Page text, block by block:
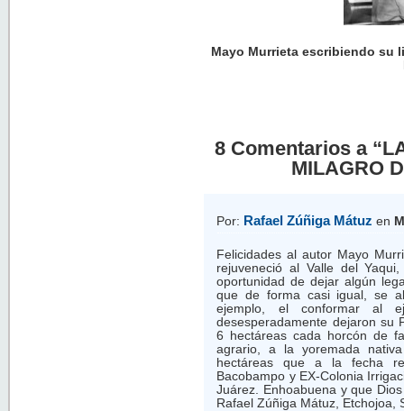
Mayo Murrieta escribiendo su
8 Comentarios a
MILAGRO
Por: Rafael Zúñiga Mátuz en
Felicidades al autor Mayo
rejuveneció al Valle del
oportunidad de dejar algún
que de forma casi igual, se
ejemplo, el conformar al
desesperadamente dejaron su
6 hectáreas cada horcón de
agrario, a la yoremada
hectáreas que a la fecha
Bacobampo y EX-Colonia
Juárez. Enhoabuena y que
Rafael Zúñiga Mátuz, Etchojoa,